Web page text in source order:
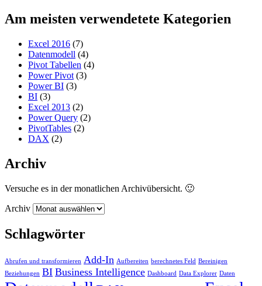
Am meisten verwendetete Kategorien
Excel 2016 (7)
Datenmodell (4)
Pivot Tabellen (4)
Power Pivot (3)
Power BI (3)
BI (3)
Excel 2013 (2)
Power Query (2)
PivotTables (2)
DAX (2)
Archiv
Versuche es in der monatlichen Archivübersicht. 🙂
Archiv
Schlagwörter
Abrufen und transformieren Add-In Aufbereiten berechnetes Feld Bereinigen
Beziehungen BI Business Intelligence Dashboard Data Explorer Daten